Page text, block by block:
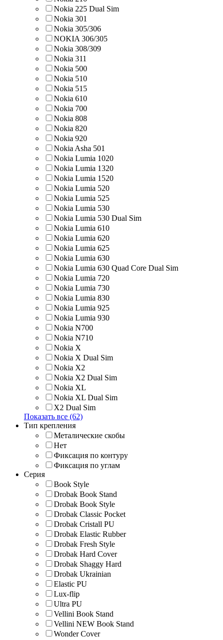
Nokia 225 Dual Sim
Nokia 301
Nokia 305/306
NOKIA 306/305
Nokia 308/309
Nokia 311
Nokia 500
Nokia 510
Nokia 515
Nokia 610
Nokia 700
Nokia 808
Nokia 820
Nokia 920
Nokia Asha 501
Nokia Lumia 1020
Nokia Lumia 1320
Nokia Lumia 1520
Nokia Lumia 520
Nokia Lumia 525
Nokia Lumia 530
Nokia Lumia 530 Dual Sim
Nokia Lumia 610
Nokia Lumia 620
Nokia Lumia 625
Nokia Lumia 630
Nokia Lumia 630 Quad Core Dual Sim
Nokia Lumia 720
Nokia Lumia 730
Nokia Lumia 830
Nokia Lumia 925
Nokia Lumia 930
Nokia N700
Nokia N710
Nokia X
Nokia X Dual Sim
Nokia X2
Nokia X2 Dual Sim
Nokia XL
Nokia XL Dual Sim
X2 Dual Sim
Показать все (62)
Тип крепления
Металические скобы
Нет
Фиксация по контуру
Фиксация по углам
Серия
Book Style
Drobak Book Stand
Drobak Book Style
Drobak Classic Pocket
Drobak Cristall PU
Drobak Elastic Rubber
Drobak Fresh Style
Drobak Hard Cover
Drobak Shaggy Hard
Drobak Ukrainian
Elastic PU
Lux-flip
Ultra PU
Vellini Book Stand
Vellini NEW Book Stand
Wonder Cover